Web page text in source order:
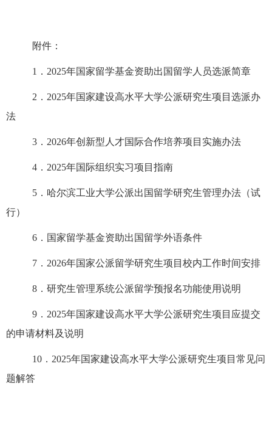
附件：
1．2025年国家留学基金资助出国留学人员选派简章
2．2025年国家建设高水平大学公派研究生项目选派办
法
3．2026年创新型人才国际合作培养项目实施办法
4．2025年国际组织实习项目 指南
5．哈尔滨工业大学公派出国留学研究生管理办法（试
行）
6．国家留学基金资助出国留学外语条件
7．2026年国家公派留学研究生项目校内工作时间安排
8．研究生管理系统公派留学预报名功能使用说明
9．2025年国家建设高水平大学公派研究生项目应提交
的申请材料及说明
10． 2025年国家建设高水平大学公派研究生项目常见问
题解答